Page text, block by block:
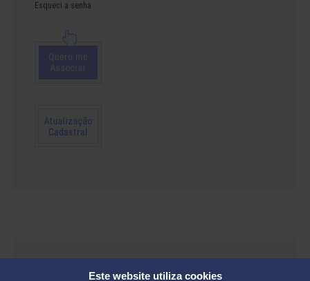
Este website utiliza cookies
Esqueci a senha